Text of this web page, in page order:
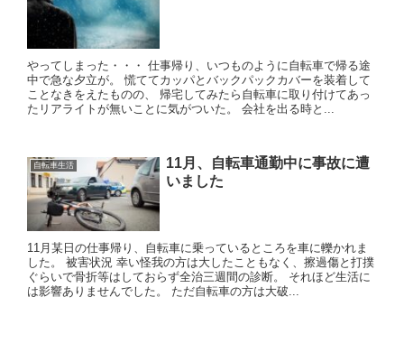
やってしまった・・・ 仕事帰り、いつものように自転車で帰る途
中で急な夕立が。 慌ててカッパとバックパックカバーを装着して
ことなきをえたものの、 帰宅してみたら自転車に取り付けてあっ
たリアライトが無いことに気がついた。 会社を出る時と...
自転車生活
11月、自転車通勤中に事故に遭
いました
11月某日の仕事帰り、自転車に乗っているところを車に轢かれま
した。 被害状況 幸い怪我の方は大したこともなく、擦過傷と打撲
ぐらいで骨折等はしておらず全治三週間の診断。 それほど生活に
は影響ありませんでした。 ただ自転車の方は大破...